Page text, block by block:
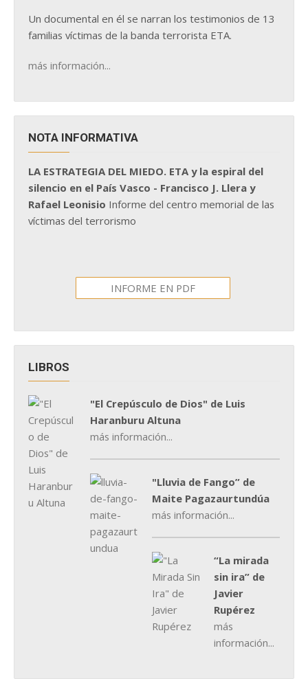
Un documental en él se narran los testimonios de 13
familias víctimas de la banda terrorista ETA.
más información...
NOTA INFORMATIVA
LA ESTRATEGIA DEL MIEDO. ETA y la espiral del
silencio en el País Vasco - Francisco J. Llera y
Rafael Leonisio Informe del centro memorial de las
víctimas del terrorismo
INFORME EN PDF
LIBROS
"El Crepúsculo de Dios" de Luis
Haranburu Altuna
más información...
"Lluvia de Fango” de
Maite Pagazaurtundúa
más información...
“La mirada
sin ira” de
Javier
Rupérez
más
información...